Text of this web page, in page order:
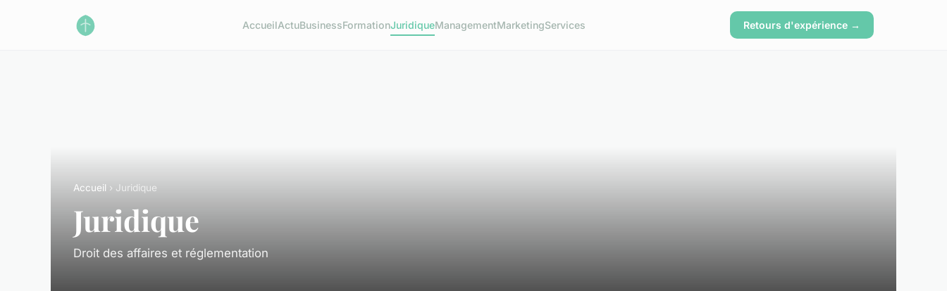
AccueilActuBusinessFormationJuridiqueManagementMarketingServices Retours d'expérience →
Accueil › Juridique
Juridique
Droit des affaires et réglementation